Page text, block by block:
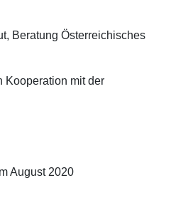
Beratung Österreichisches
Kooperation mit der
2020